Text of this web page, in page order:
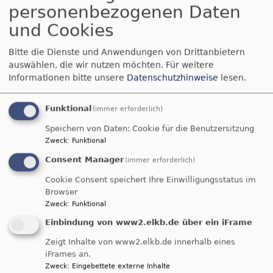
übernahm Lehrstuhlvertretungen in Bayreuth
und Jena. Anschließend war er Vikar in der
Kirchengemeinde Heroldsberg. Ordination zum
Pfarrer der Evangelisch-Lutherischen Kirche im
Jahr 2005.
Seit 2005 war er als Pfarrer in der Pfarrei
Gutenstetten in Stellenteilung mit seiner Frau
tätig. Sein Dienst schloss die Beauftragung für
Lektorinnen und Lektoren und Prädikantinnen
und Prädikanten und war zuletzt
Kirchenkreisbeauftragter dafür. Für zwei Perioden
wurde er von der Dekanatssynode in den
Dekanatsausschuss gewählt und war Sprecher
der Aisch. Er war Mitglied der
Prüfungskommission der Theologischen
Aufnahme- und Anstellungsprüfung der ELKB.
personenbezogenen Daten
und Cookies
Bitte die Dienste und Anwendungen von Drittanbietern
auswählen, die wir nutzen möchten. Für weitere
Informationen bitte unsere Datenschutzhinweise lesen.
Funktional (immer erforderlich)
Speichern von Daten: Cookie für die Benutzersitzung
Zweck: Funktional
Consent Manager (immer erforderlich)
Cookie Consent speichert Ihre Einwilligungsstatus im
Browser
Zweck: Funktional
Einbindung von www2.elkb.de über ein iFrame
Zeigt Inhalte von www2.elkb.de innerhalb eines
iFrames an.
Zweck: Eingebettete externe Inhalte